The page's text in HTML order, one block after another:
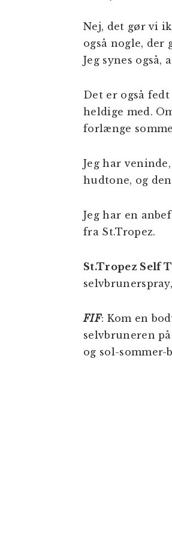
Nej, det gør vi
også nogle, der
Jeg synes også,
Det er også
heldige med.
forlænge
Jeg har
hudtone, og
Jeg har en
fra St.Tropez.
St.Tropez Self
FIF: Kom en
selvbruneren
og sol-sommer-